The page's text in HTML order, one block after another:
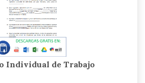
Individual de Trabajo